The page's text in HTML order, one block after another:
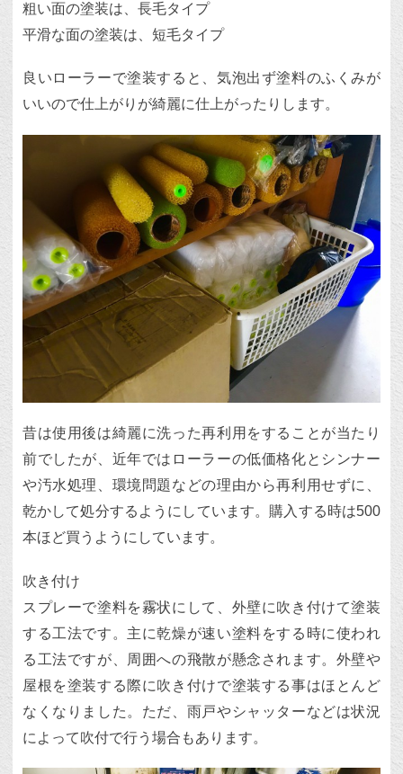
粗い面の塗装は、長毛タイプ
平滑な面の塗装は、短毛タイプ
良いローラーで塗装すると、気泡出ず塗料のふくみが
いいので仕上がりが綺麗に仕上がったりします。
昔は使用後は綺麗に洗った再利用をすることが当たり
前でしたが、近年ではローラーの低価格化とシンナー
や汚水処理、環境問題などの理由から再利用せずに、
乾かして処分するようにしています。購入する時は500
本ほど買うようにしています。
吹き付け
スプレーで塗料を霧状にして、外壁に吹き付けて塗装
する工法です。主に乾燥が速い塗料をする時に使われ
る工法ですが、周囲への飛散が懸念されます。外壁や
屋根を塗装する際に吹き付けで塗装する事はほとんど
なくなりました。ただ、雨戸やシャッターなどは状況
によって吹付で行う場合もあります。